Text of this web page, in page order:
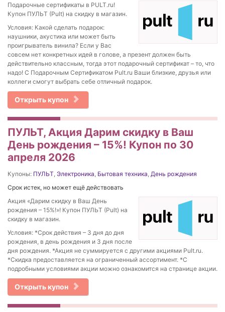
Подарочные сертификаты в PULT.ru!
Купон ПУЛЬТ (Pult) на скидку в магазин.
Условия: Какой сделать подарок:
наушники, акустика или может быть
проигрыватель винила? Если у Вас
совсем нет конкретных идей в голове, а презент должен быть
действительно классным, тогда этот подарочный сертификат – то, что
надо! С Подарочным Сертификатом Pult.ru Ваши близкие, друзья или
коллеги смогут выбрать себе отличный подарок.
Открыть купон
ПУЛЬТ, Акция Дарим скидку в Ваш
День рождения – 15%! Купон по 30
апреля 2026
Купоны: ПУЛЬТ Электроника Бытовая техника День рождения
Срок истек, но может ещё действовать
Акция «Дарим скидку в Ваш День
рождения – 15%!»! Купон ПУЛЬТ (Pult) на
скидку в магазин.
Условия: *Срок действия – 3 дня до дня
рождения, в день рождения и 3 дня после
дня рождения. *Акция не суммируется с другими акциями Pult.ru.
*Скидка предоставляется на ограниченный ассортимент. *С
подробными условиями акции можно ознакомится на странице акции.
Открыть купон